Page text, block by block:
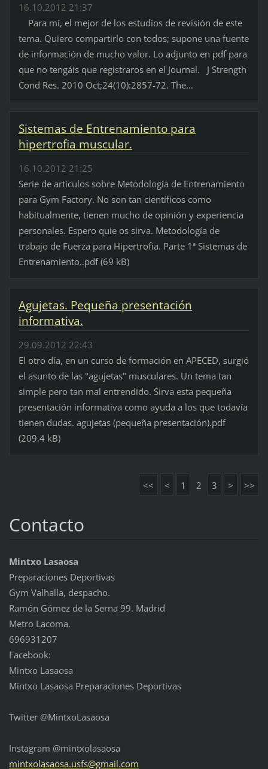
16.10.2012 21:37
Para mí, el mejor de los estudios de revisión de este
tema. Quiero compartirlo con todos; supone una fuente
de información de mucho valor. Lo adjunto en pdf para
que no tengáis que registraros en el Journal. J Strength
Cond Res. 2010 Oct;24(10):2857-72. The...
Sistemas de Entrenamiento para
hipertrofia muscular.
16.10.2012 21:25
Serie de artículos sobre Metodología de Entrenamiento
para Gym Factory. No son tan científicos como
habitualmente, tienen mucho de opinión y experiencia
personales. Espero quie os sirva. Metodología de
trabajo de Fuerza para Hipertrofia. Parte 1ª Sistemas de
Entrenamiento..pdf (69 kB)
Agujetas. Pequeña presentación
informativa.
29.09.2012 22:43
El otro día, en un curso de formación en APECED, surgió
el asunto de las "agujetas" musculares. Un tema tan
simple pero tan mal entrendido. Sirva esta pequeña
presentación informativa como ayuda a los que todavía
tienen dudas. agujetas (pequeña presentación).pdf
(209,4 kB)
<< < 1 2 3 > >>
Contacto
Mintxo Lasaosa
Preparaciones Deportivas
Gym Valhalla, despacho.
Ramón Gómez de la Serna 99. Madrid
Metro Lacoma.
696931207
Facebook:
Mintxo Lasaosa
Mintxo Lasaosa Preparaciones Deportivas
Twitter @MintxoLasaosa
Instagram @mintxolasaosa
mintxolasaosa.usfs@gmail.com